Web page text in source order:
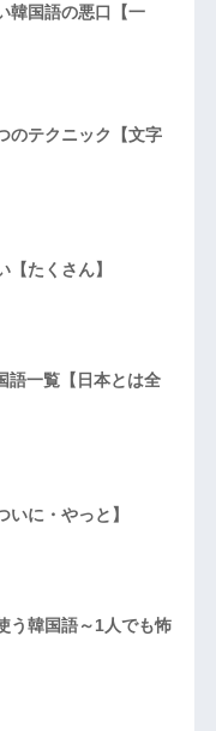
韓国語の悪口【一
のテクニック【文字
たくさん】
語一覧【日本とは全
に・やっと】
う韓国語～1人でも怖